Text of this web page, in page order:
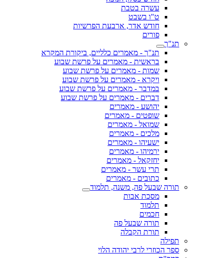
עשרה בטבת
ט"ו בשבט
חודש אדר, ארבעת הפרשיות
פורים
תנ"ך
תנ"ך - מאמרים כלליים, ביקורת המקרא
בראשית - מאמרים על פרשת שבוע
שמות - מאמרים על פרשת שבוע
ויקרא - מאמרים על פרשת שבוע
במדבר - מאמרים על פרשת שבוע
דברים - מאמרים על פרשת שבוע
יהושע - מאמרים
שופטים - מאמרים
שמואל - מאמרים
מלכים - מאמרים
ישעיהו - מאמרים
ירמיהו - מאמרים
יחזקאל - מאמרים
תרי עשר - מאמרים
כתובים - מאמרים
תורה שבעל פה, משנה, תלמוד
מסכת אבות
תלמוד
חכמים
תורה שבעל פה
תורת הקבלה
תפילה
ספר הכוזרי לרבי יהודה הלוי